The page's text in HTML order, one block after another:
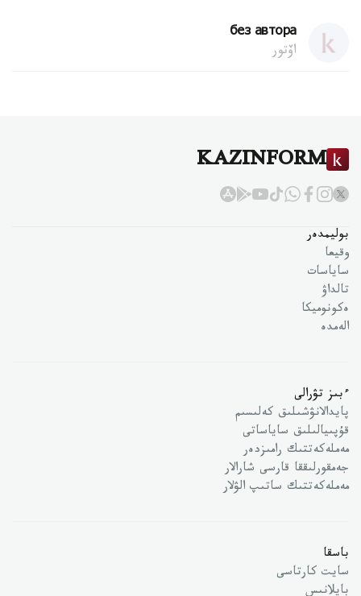
без автора
اۆتور
KAZINFORM
بوليمدەر
وقيعا
ساياسات
تالداۋ
ەكونوميكا
الەمدە
ءبىز تۋرالى
پايدالانۋشىلىق كەلىسىم
قۇپىيالىلىق ساياساتى
مەملەكەتتىك رامىزدەر
جەمقورلىققا قارسى شارالار
مەملەكەتتىك ساتىپ الۋلار
باسقا
سايت كارتاسى
بايلانىس